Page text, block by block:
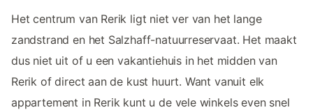
Het centrum van Rerik ligt niet ver van het lange
zandstrand en het Salzhaff-natuurreservaat. Het maakt
dus niet uit of u een vakantiehuis in het midden van
Rerik of direct aan de kust huurt. Want vanuit elk
appartement in Rerik kunt u de vele winkels even snel